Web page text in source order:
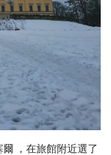
，在旅館附近選了